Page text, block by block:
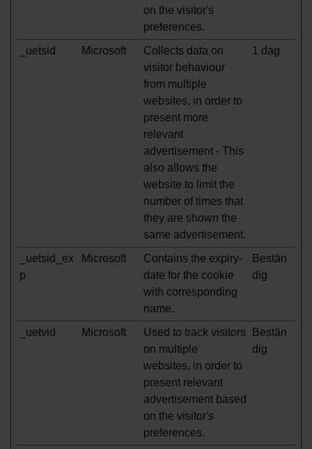
on the visitor's
preferences.
_uetsid Microsoft
Collects data on
visitor behaviour
from multiple
websites, in order to
present more
relevant
advertisement - This
also allows the
website to limit the
number of times that
they are shown the
same advertisement.
1 dag
_uetsid_ex
p
Microsoft
Contains the expiry-
date for the cookie
with corresponding
name.
Bestän
dig
_uetvid Microsoft
Used to track visitors
on multiple
websites, in order to
present relevant
advertisement based
on the visitor's
preferences.
Bestän
dig